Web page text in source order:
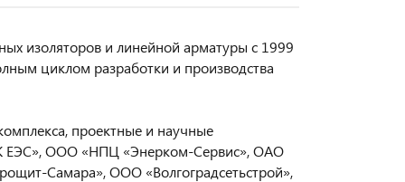
изоляторов и линейной арматуры с 1999
циклом разработки и производства
проектные и научные
ЕЭС», ООО «НПЦ «Энерком-Сервис», ОАО
Самара», ООО «Волгоградсетьстрой»,